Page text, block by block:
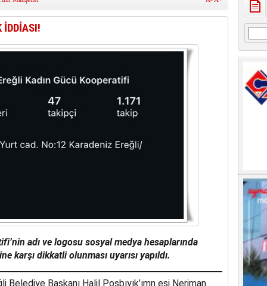
İDDİASI!
adı ve logosu sosyal medya hesaplarında
karşı dikkatli olunması uyarısı yapıldı.
Belediye Başkanı Halil Posbıyık’ımn eşi Neriman
Arama: